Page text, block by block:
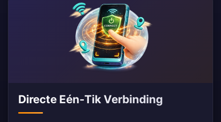
Directe Eén-Tik Verbinding